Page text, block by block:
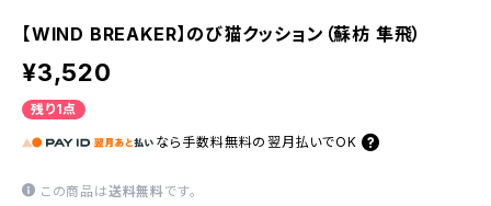
【WIND BREAKER】のび猫クッション（蘇枋 隼飛）
¥3,520
残り1点
なら 手数料無料の 翌月払いでOK
この商品は送料無料です。